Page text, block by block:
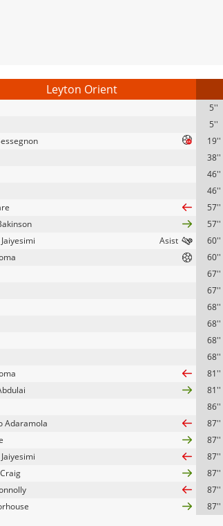
Leyton Orient
5''
5''
19''
38''
46''
46''
57''
57''
60''
60''
67''
67''
68''
68''
68''
68''
81''
81''
86''
Adaramola
87''
87''
87''
87''
87''
87''